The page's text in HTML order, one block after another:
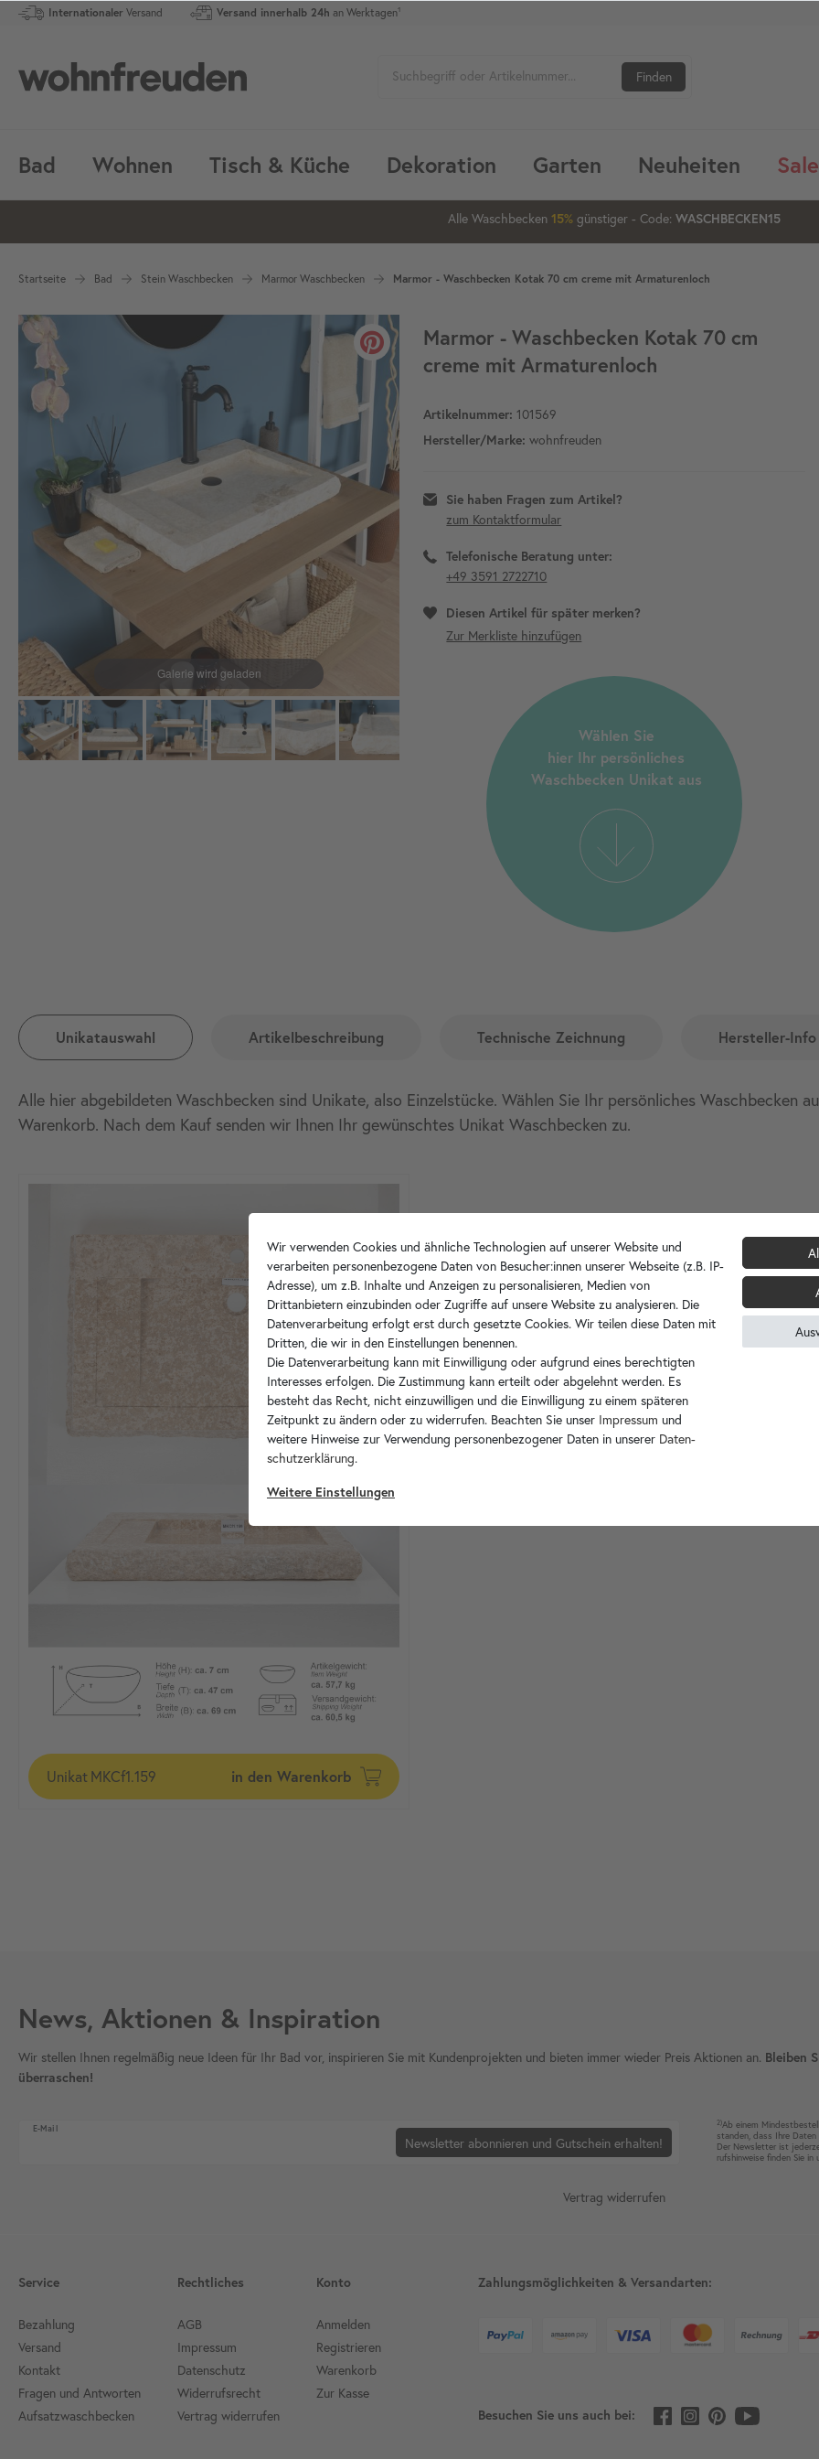
Internationaler Versand Versand innerhalb 24h an Werktagen¹
Finden
Bad Wohnen Tisch & Küche Dekoration Garten Neuheiten Sale
07 03 54
Alle Waschbecken 15% günstiger - Code: WASCHBECKEN15
20%
Startseite Bad Stein Waschbecken Marmor Waschbecken Marmor - Waschbecken Kotak 70 cm creme mit Armaturenloch
Marmor - Waschbecken Kotak 70 cm
creme mit Armaturenloch
Artikelnummer: 101569
Hersteller/Marke: wohnfreuden
Sie haben Fragen zum Artikel?
zum Kontaktformular
Telefonische Beratung unter:
+49 3591 2722710
Diesen Artikel für später merken?
Wählen Sie
hier Ihr persönliches
Waschbecken Unikat aus
Unikatauswahl
Alle hier abgebildeten Waschbecken sind Unikate, also Einzelstücke. Wählen Sie Ihr persönliches Waschbecken
Warenkorb. Nach dem Kauf senden wir Ihnen Ihr gewünschtes Unikat Waschbecken zu.
UnikatMKCf1.159 in den Warenkorb
Artikelbeschreibung Technische Zeichnung Hersteller-Info
News, Aktionen & Inspiration
Wir stellen Ihnen regelmäßig neue Ideen für Ihr Bad vor, inspirieren Sie mit Kundenprojekten und bieten immer wieder Preis Aktionen an. Bleiben
überraschen!
E-Mail
Newsletter Honig
Newsletter abonnieren und Gutschein erhalten!
2)Ab einem
standen, dass Ihre
Der News­letter ist
rufshin­weise finden Sie in
Vertrag widerrufen
Service
Bezahlung
Versand
Kontakt
Fragen und Antworten
Aufsatzwaschbecken
Rechtliches
AGB
Impressum
Datenschutz
Widerrufsrecht
Vertrag widerrufen
Konto
Anmelden
Registrieren
Warenkorb
Zur Kasse
Zahlungsmöglichkeiten & Versandarten:
Besuchen Sie uns auch bei:
Wir verwenden Cookies und ähnliche Technologien auf unserer Website und
verarbeiten personenbezogene Daten von Besucher:innen unserer Webseite (z.B. IP-
Adresse), um z.B. Inhalte und Anzeigen zu personalisieren, Medien von
Drittanbietern einzubinden oder Zugriffe auf unsere Website zu analysieren. Die
Datenverarbeitung erfolgt erst durch gesetzte Cookies. Wir teilen diese Daten mit
Dritten, die wir in den Einstellungen benennen.
Die Datenverarbeitung kann mit Einwilligung oder aufgrund eines berechtigten
Interesses erfolgen. Die Zustimmung kann erteilt oder abgelehnt werden. Es
besteht das Recht, nicht einzuwilligen und die Einwilligung zu einem späteren
Zeitpunkt zu ändern oder zu widerrufen. Beachten Sie unser Impressum und
weitere Hinweise zur Verwendung personenbezogener Daten in unserer Daten­
schutz­erklärung.
Weitere Einstellungen